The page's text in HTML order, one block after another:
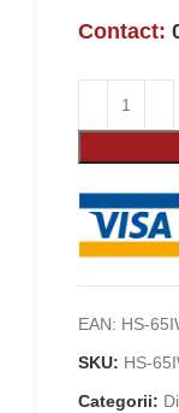
Contact:
EAN: HS-
SKU: HS-
Categorii: